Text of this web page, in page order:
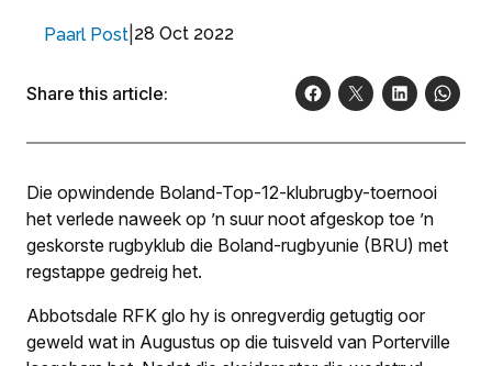
Paarl Post 28 Oct 2022
Share this article:
Die opwindende Boland-Top-12-klubrugby-toernooi
het verlede naweek op ’n suur noot afgeskop toe ’n
geskorste rugbyklub die Boland-rugbyunie (BRU) met
regstappe gedreig het.
Abbotsdale RFK glo hy is onregverdig getugtig oor
geweld wat in Augustus op die tuisveld van Porterville